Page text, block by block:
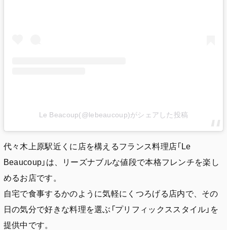
Le Beacoup(@lebeaucoup)がシェアした投稿
代々木上原駅近くに店を構えるフランス料理店「Le
Beaucoup」は、リーズナブルな値段で本格フレンチを楽し
めるお店です。
自宅で食事するかのように気軽にくつろげる店内で、その
日の気分で好きな料理を選ぶ「プリフィックススタイル」を
提供中です。